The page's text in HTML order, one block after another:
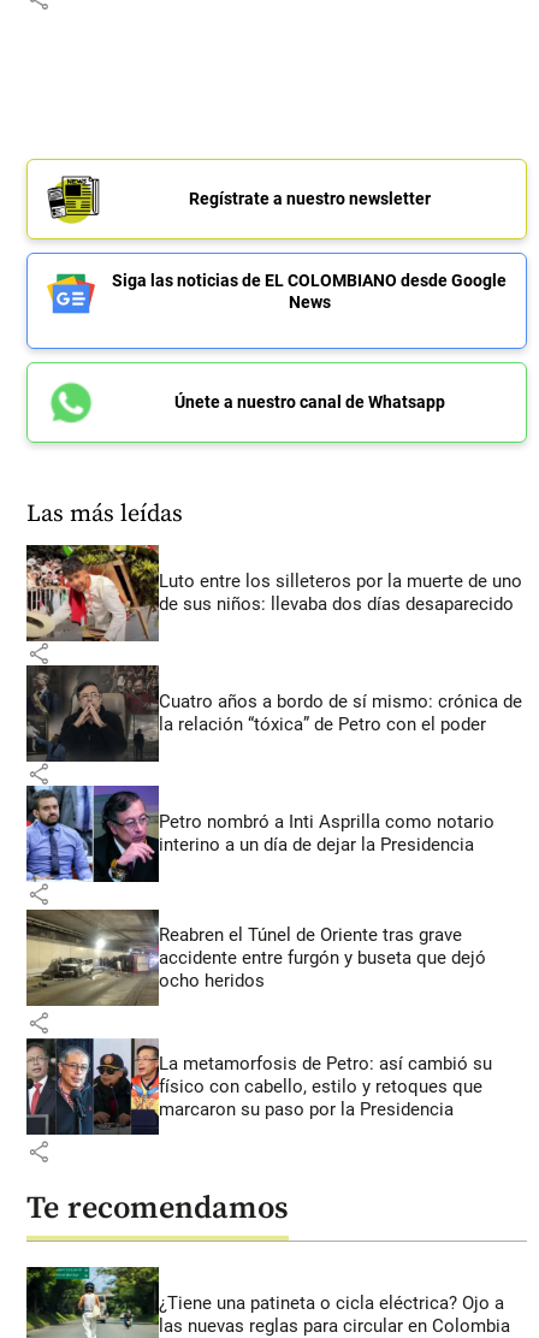
Regístrate a nuestro newsletter
Siga las noticias de EL COLOMBIANO desde Google
News
Únete a nuestro canal de Whatsapp
Las más leídas
Luto entre los silleteros por la muerte de uno
de sus niños: llevaba dos días desaparecido
share
Cuatro años a bordo de sí mismo: crónica de
la relación “tóxica” de Petro con el poder
share
Petro nombró a Inti Asprilla como notario
interino a un día de dejar la Presidencia
share
Reabren el Túnel de Oriente tras grave
accidente entre furgón y buseta que dejó
ocho heridos
share
La metamorfosis de Petro: así cambió su
físico con cabello, estilo y retoques que
marcaron su paso por la Presidencia
share
Te recomendamos
¿Tiene una patineta o cicla eléctrica? Ojo a
las nuevas reglas para circular en Colombia